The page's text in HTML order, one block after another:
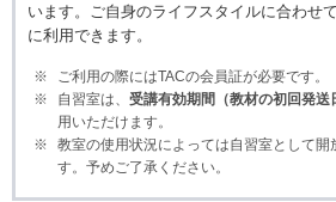
います。ご自身のライフスタイルに合わせ
に利用できます。
ご利用の際にはTACの会員証が必要です。
自習室は、 受講有効期間（教材の初回発送
用いただけます。
教室の使用状況によっては自習室として開
す。予めご了承ください。